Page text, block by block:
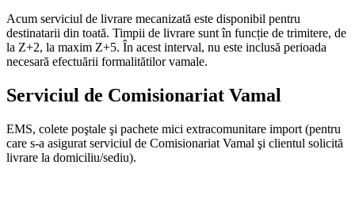
Acum serviciul de livrare mecanizată este disponibil pentru
destinatarii din toată. Timpii de livrare sunt în funcție de trimitere, de
la Z+2, la maxim Z+5. În acest interval, nu este inclusă perioada
necesară efectuării formalitătilor vamale.
Serviciul de Comisionariat Vamal
EMS, colete poştale şi pachete mici extracomunitare import (pentru
care s-a asigurat serviciul de Comisionariat Vamal şi clientul solicită
livrare la domiciliu/sediu).